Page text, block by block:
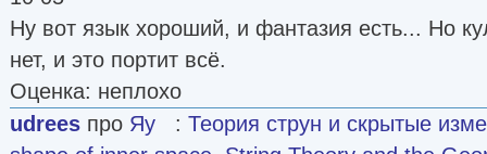
Ну вот язык хороший, и фантазия есть... Но
нет, и это портит всё.
Оценка: неплохо
udrees про Яу : Теория струн и скрытые